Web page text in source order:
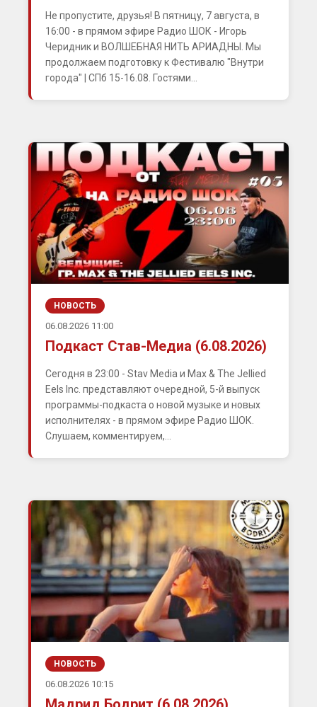
Не пропустите, друзья! В пятницу, 7 августа, в
16:00 - в прямом эфире Радио ШОК - Игорь
Черидник и ВОЛШЕБНАЯ НИТЬ АРИАДНЫ. Мы
продолжаем подготовку к Фестивалю "Внутри
города" | СПб 15-16.08. Гостями...
НОВОСТЬ
06.08.2026 11:00
Подкаст Став-Медиа (6.08.2026)
Сегодня в 23:00 - Stav Media и Max & The Jellied
Eels Inc. представляют очередной, 5-й выпуск
программы-подкаста о новой музыке и новых
исполнителях - в прямом эфире Радио ШОК.
Слушаем, комментируем,...
НОВОСТЬ
06.08.2026 10:15